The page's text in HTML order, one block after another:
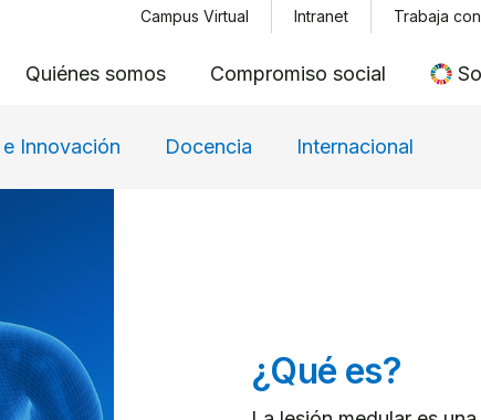
Pasar
contenido
Quiénes somos Compromiso social
Menu top
Campus Virtual Intranet Trabaja
Innovación Docencia Internacional
¿Qué es?